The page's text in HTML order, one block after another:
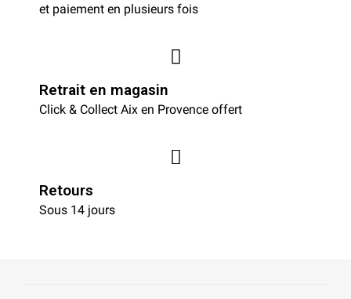
et paiement en plusieurs fois
Retrait en magasin
Click & Collect Aix en Provence offert
Retours
Sous 14 jours